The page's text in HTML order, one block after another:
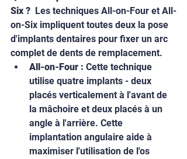
Six ? Les techniques All-on-Four et All-
on-Six impliquent toutes deux la pose
d'implants dentaires pour fixer un arc
complet de dents de remplacement.
All-on-Four : Cette technique
utilise quatre implants - deux
placés verticalement à l'avant de
la mâchoire et deux placés à un
angle à l'arrière. Cette
implantation angulaire aide à
maximiser l'utilisation de l'os